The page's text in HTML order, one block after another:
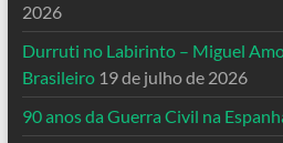
2026
Durruti no Labirinto – Miguel
Brasileiro 19 de julho de 2026
90 anos da Guerra Civil na